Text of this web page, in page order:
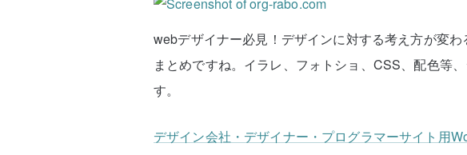
webデザイナー必見！デザインに対する考え方が変
まとめですね。イラレ、フォトショ、CSS、配色等
す。
デザイン会社・デザイナー・プログラマーサイト用